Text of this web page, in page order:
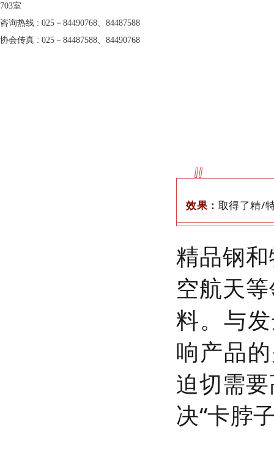
703室
咨询热线 : 025－84490768、84487588
协会传真 : 025－84487588、84490768
效果： 取得了精/
精品钢
空航天
料。与
响产品
迫切需
决“卡脖